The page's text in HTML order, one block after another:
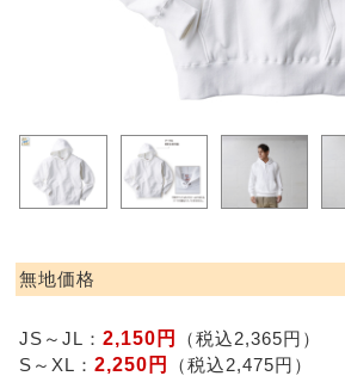
無地価格
JS～JL：2,150円
（税込2,365円）
S～XL：2,250円
（税込2,475円）